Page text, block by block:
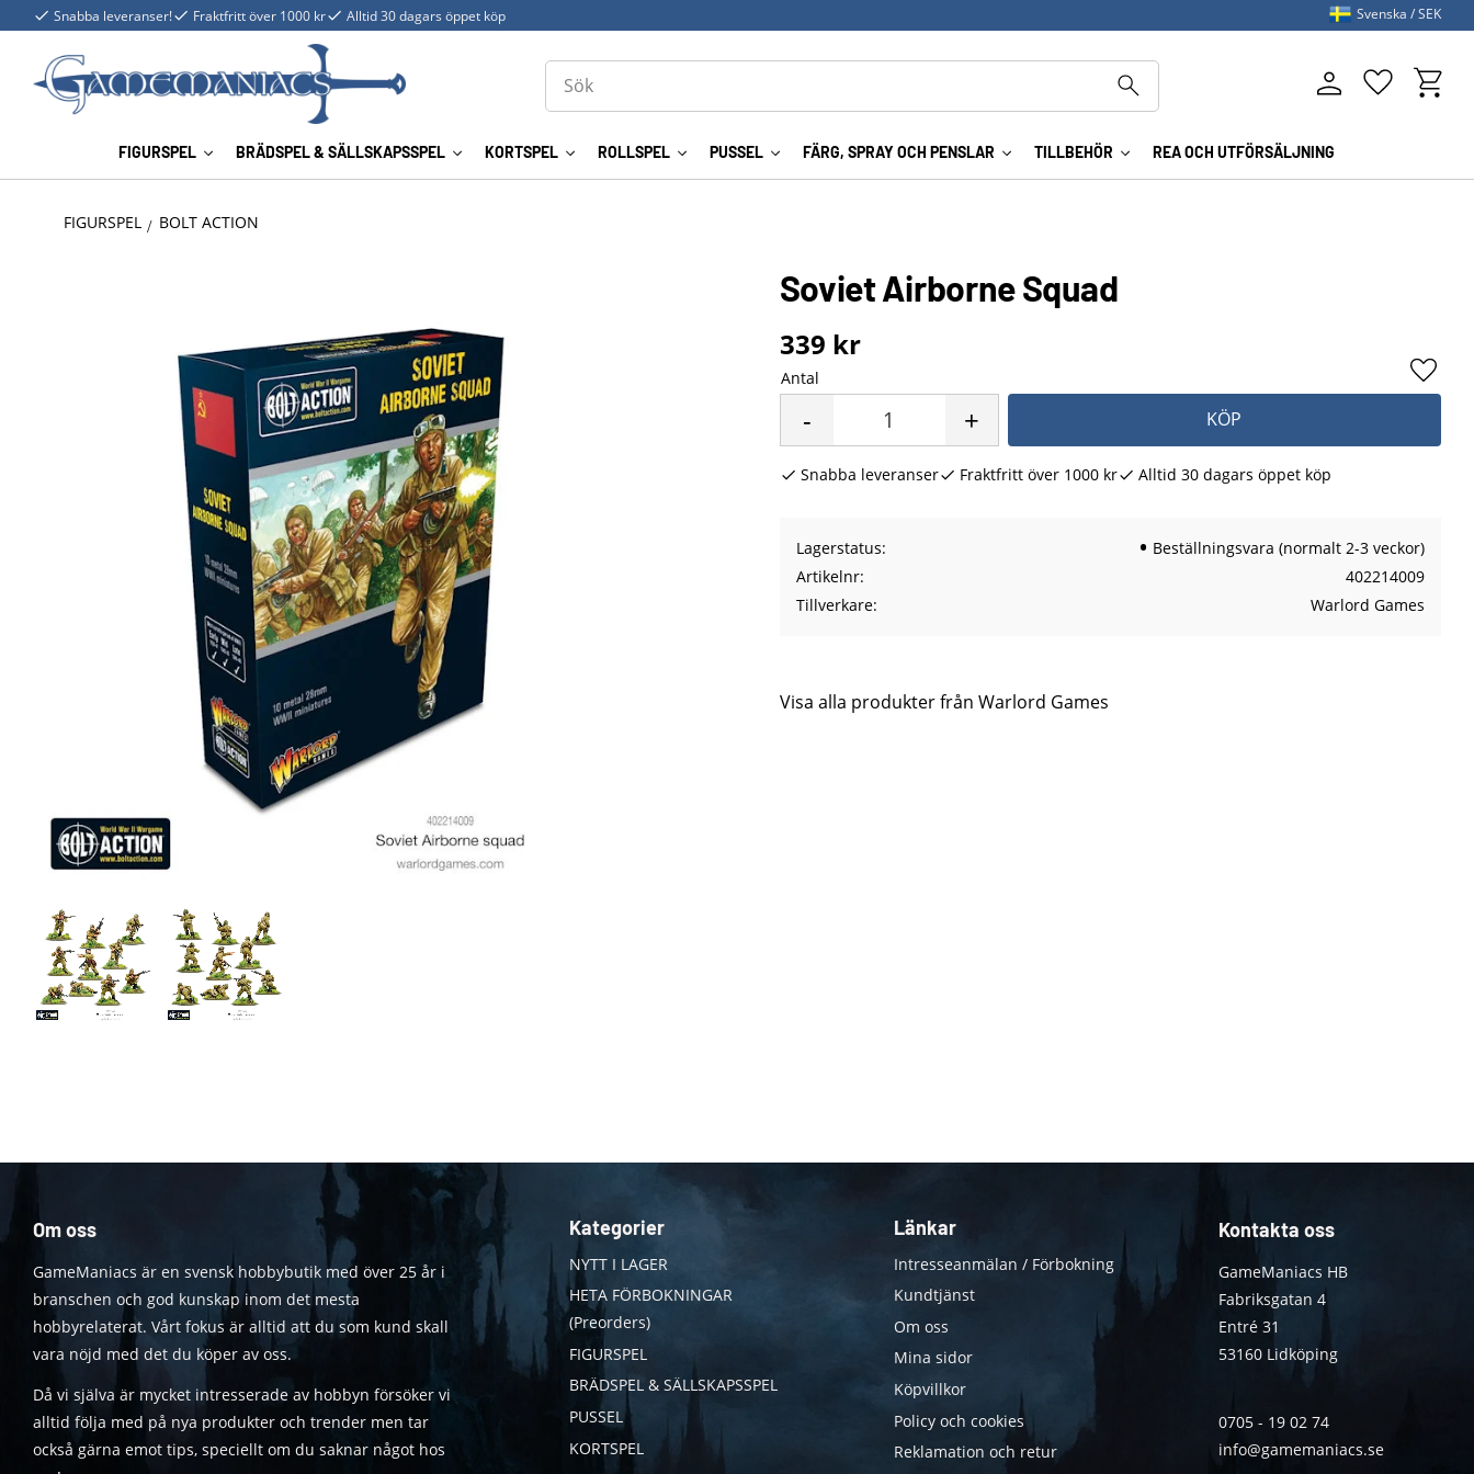
Snabba leveranser! Fraktfritt över 1000 kr Alltid 30 dagars öppet köp
FIGURSPEL BRÄDSPEL & SÄLLSKAPSSPEL KORTSPEL ROLLSPEL PUSSEL FÄRG, SPRAY OCH PENSLAR TILLBEHÖR REA OCH UTFÖRSÄLJNING
Favoriter
Svenska SEK
FIGURSPEL BOLT ACTION
Soviet Airborne Squad
339 kr
Antal
+
- KÖP
Lägg
Snabba leveranser Fraktfritt över 1000 kr Alltid 30 dagars öppet köp
Lagerstatus
Beställningsvara (normalt 2-3 veckor)
Artikelnr
402214009
Tillverkare
Warlord Games
Visa alla produkter från Warlord Games
Om oss
GameManiacs är en svensk hobbybutik med över 25 år i
branschen och god kunskap inom det mesta
hobbyrelaterat. Vårt fokus är alltid att du som kund skall
vara nöjd med det du köper av oss.
Då vi själva är mycket intresserade av hobbyn försöker vi
alltid följa med på nya produkter och trender men tar
också gärna emot tips, speciellt om du saknar något hos
Kategorier
NYTT I LAGER
HETA FÖRBOKNINGAR
(Preorders)
FIGURSPEL
BRÄDSPEL & SÄLLSKAPSSPEL
PUSSEL
KORTSPEL
Länkar
Intresseanmälan / Förbokning
Kundtjänst
Om oss
Mina sidor
Köpvillkor
Policy och cookies
Reklamation och retur
Kontakta oss
GameManiacs HB
Fabriksgatan 4
Entré 31
53160 Lidköping
0705 - 19 02 74
info@gamemaniacs.se